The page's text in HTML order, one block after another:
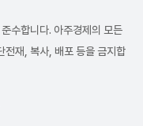
수합니다. 아주경제의 모든
전재, 복사, 배포 등을 금지합